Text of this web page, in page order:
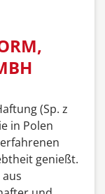
(Sp. z
in Polen
genießt.